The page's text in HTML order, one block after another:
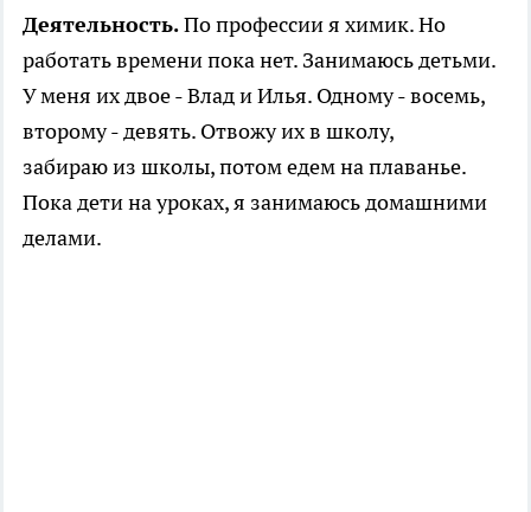
Деятельность.По профессии я химик. Но
работать времени пока нет. Занимаюсь детьми.
У меня их двое - Влад и Илья. Одному - восемь,
второму - девять. Отвожу их в школу,
забираю из школы, потом едем на плаванье.
Пока дети на уроках, я занимаюсь домашними
делами.